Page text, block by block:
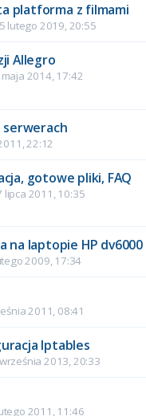
platforma z filmami
lutego 2019, 20:55
Allegro
maja 2014, 17:42
serwerach
22:12
gotowe pliki, FAQ
lipca 2011, 10:35
na laptopie HP
2009, 17:34
2011, 08:41
Iptables
2013, 20:33
2011, 11:46